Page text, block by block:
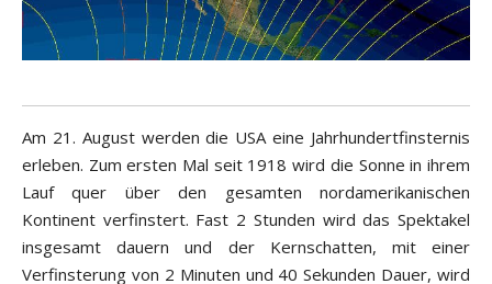
Am 21. August werden die USA eine Jahrhundertfinsternis
erleben. Zum ersten Mal seit 1918 wird die Sonne in ihrem
Lauf quer über den gesamten nordamerikanischen
Kontinent verfinstert. Fast 2 Stunden wird das Spektakel
insgesamt dauern und der Kernschatten, mit einer
Verfinsterung von 2 Minuten und 40 Sekunden Dauer, wird